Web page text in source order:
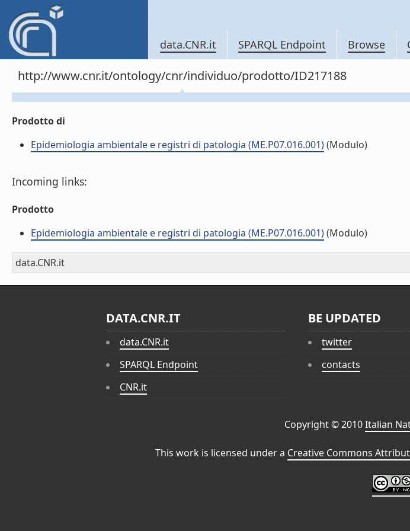
data.CNR.it SPARQL Endpoint Browse
http://www.cnr.it/ontology/cnr/individuo/prodotto/ID217188
Prodotto di
Epidemiologia ambientale e registri di patologia (ME.P07.016.001)(Modulo)
Incoming links:
Prodotto
Epidemiologia ambientale e registri di patologia (ME.P07.016.001)(Modulo)
data.CNR.it
DATA.CNR.IT
data.CNR.it
SPARQL Endpoint
CNR.it
BE UPDATED
twitter
contacts
Copyright © 2010Italian
This work is licensed under a Creative Commons